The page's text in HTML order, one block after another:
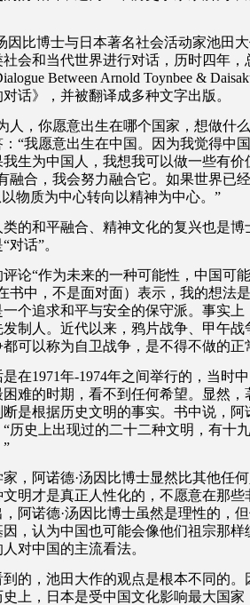
因比博士与日本著名社会活动家池田
社会和当代世界进行对话，历时四年，
Between Arnold Toynbee &
话》，并被翻译成多种文字出版。
人，你愿意出生在哪个国家，想做什
“我愿意出生在中国。因为我觉得中
生为中国人，我想我可以做一些有价
融合，我会努力融合它。如果世界已
物质为中心转向以精神为中心。”
的和平融合、精神文化的复兴也是
对话”。
论“作为未来的一种可能性，中国可
书中，不是面对面）表示，我的想法
个追求和平与安全的保守派。事实
制人。近代以来，鸦片战争、甲午
可以称为自卫战争，是不得不做的正
在1971年-1974年之间举行的，当时
难的时期，看不到任何希望。显然，
是根据历史文明的事实。书中说，阿
历史上出现过的二十二种文明，有十
，阿诺德·汤因比博士显然比其他任
明才是真正人性化的，不愿意在那
阿诺德·汤因比博士虽然是理性的，
，认为中国也可能会像他们祖宗那
对中国的主流看法。
的，池田大作的观点是根本不同的
上，日本是受中国文化影响最大国